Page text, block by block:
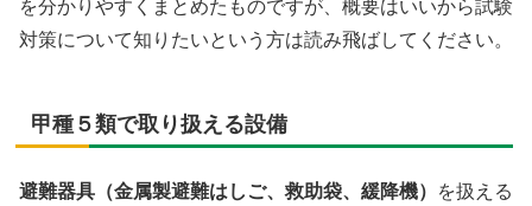
を分かりやすくまとめたものですが、概要はいいから試験
対策について知りたいという方は読み飛ばしてください。
甲種５類で取り扱える設備
避難器具（金属製避難はしご、救助袋、緩降機）
を扱える